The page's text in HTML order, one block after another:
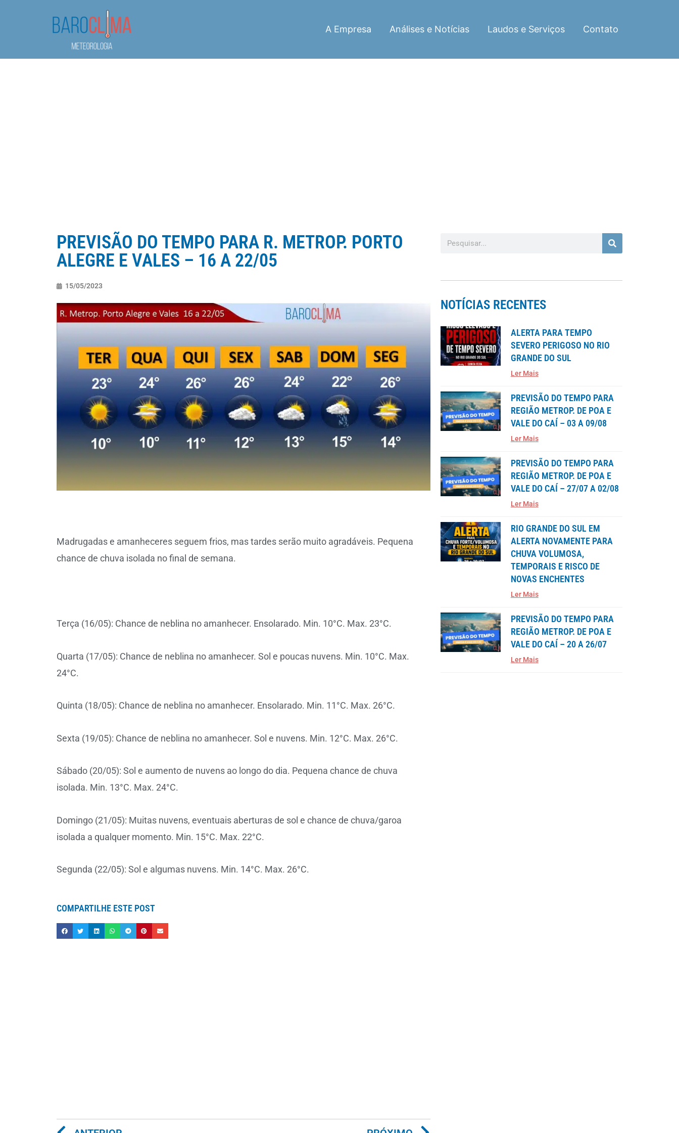
A Empresa Análises e Notícias Laudos e Serviços Contato
PREVISÃO DO TEMPO PARA R. METROP. PORTO
ALEGRE E VALES – 16 A 22/05
15/05/2023
Madrugadas e amanheceres seguem frios, mas tardes serão muito agradáveis. Pequena
chance de chuva isolada no final de semana.
Terça (16/05): Chance de neblina no amanhecer. Ensolarado. Min. 10°C. Max. 23°C.
Quarta (17/05): Chance de neblina no amanhecer. Sol e poucas nuvens. Min. 10°C. Max.
24°C.
Quinta (18/05): Chance de neblina no amanhecer. Ensolarado. Min. 11°C. Max. 26°C.
Sexta (19/05): Chance de neblina no amanhecer. Sol e nuvens. Min. 12°C. Max. 26°C.
Sábado (20/05): Sol e aumento de nuvens ao longo do dia. Pequena chance de chuva
isolada. Min. 13°C. Max. 24°C.
Domingo (21/05): Muitas nuvens, eventuais aberturas de sol e chance de chuva/garoa
isolada a qualquer momento. Min. 15°C. Max. 22°C.
Segunda (22/05): Sol e algumas nuvens. Min. 14°C. Max. 26°C.
COMPARTILHE ESTE POST
NOTÍCIAS RECENTES
ALERTA PARA TEMPO
SEVERO PERIGOSO NO RIO
GRANDE DO SUL
Ler Mais
PREVISÃO DO TEMPO PARA
REGIÃO METROP. DE POA E
VALE DO CAÍ – 03 A 09/08
Ler Mais
PREVISÃO DO TEMPO PARA
REGIÃO METROP. DE POA E
VALE DO CAÍ – 27/07 A 02/08
Ler Mais
RIO GRANDE DO SUL EM
ALERTA NOVAMENTE PARA
CHUVA VOLUMOSA,
TEMPORAIS E RISCO DE
NOVAS ENCHENTES
Ler Mais
PREVISÃO DO TEMPO PARA
REGIÃO METROP. DE POA E
VALE DO CAÍ – 20 A 26/07
Ler Mais